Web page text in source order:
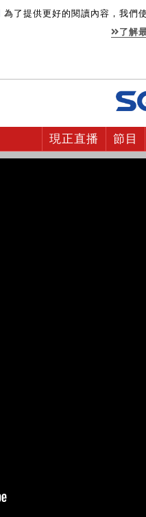
為了提供更好的閱讀內容，我們
了解
現正直播 節目